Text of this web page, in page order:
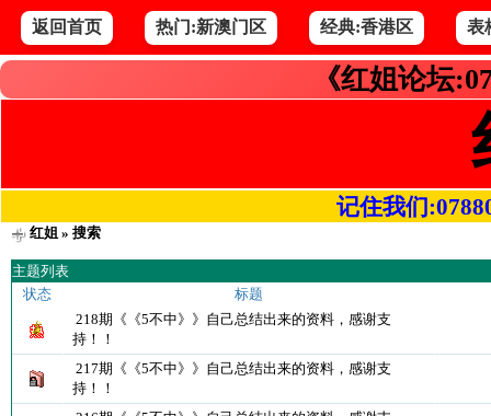
返回首页 热门:新澳门区 经典:香港区 表
《红姐论坛
记住我们
红姐» 搜索
主题列表
状态
标题
218期《《5不中》》自己总结出来的资料，感谢支
持！！
217期《《5不中》》自己总结出来的资料，感谢支
持！！